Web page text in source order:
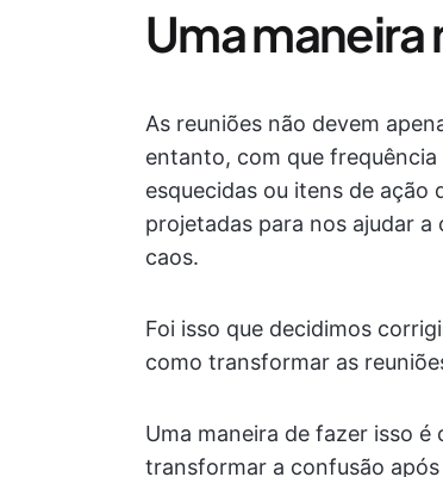
Uma maneira
As reuniões não devem
entanto, com que
esquecidas ou itens de ação
projetadas para nos ajudar
caos.
Foi isso que decidimos
como transformar as
Uma maneira de fazer isso é
transformar a confusão